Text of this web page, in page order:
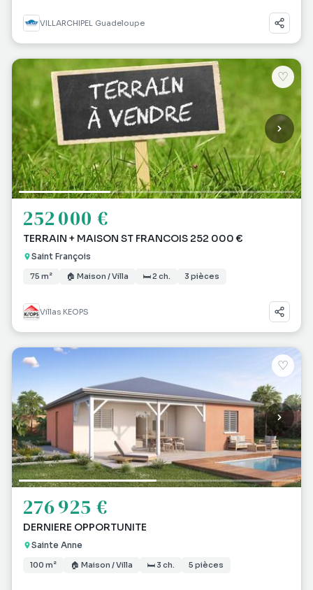
VILLARCHIPEL Guadeloupe
♡
252 000 €
TERRAIN + MAISON ST FRANCOIS 252 000 €
Saint François
75 m² 🏠 Maison / Villa 🛏 2 ch. 3 pièces
Villas KEOPS
♡
276 925 €
DERNIERE OPPORTUNITE
Sainte Anne
100 m² 🏠 Maison / Villa 🛏 3 ch. 5 pièces